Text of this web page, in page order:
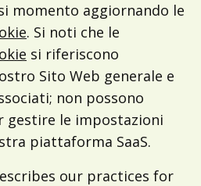
momento aggiornando le
. Si noti che le
si riferiscono
Sito Web generale e
non possono
gestire le impostazioni
piattaforma SaaS.
our practices for